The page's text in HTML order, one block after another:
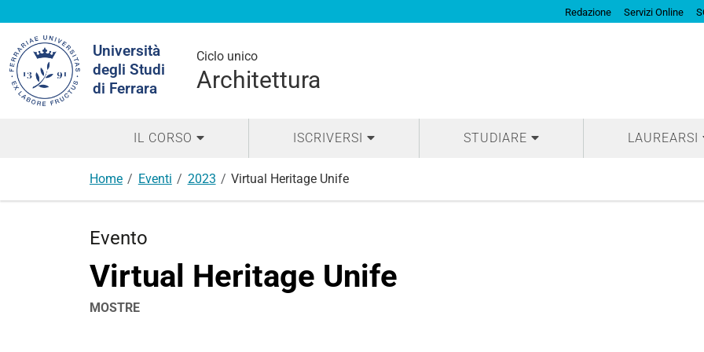
Redazione Servizi Online
Università
degli Studi
di Ferrara
Ciclo unico
Architettura
nel
sito
IL CORSO ISCRIVERSI STUDIARE LAUREARSI
Home Eventi 2023 Virtual Heritage Unife
Evento
Virtual Heritage Unife
MOSTRE